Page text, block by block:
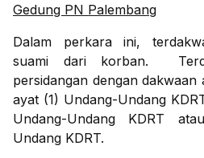
Gedung PN Palembang
Dalam perkara ini,
suami dari korban.
persidangan dengan
ayat (1) Undang-Undang
Undang-Undang KDRT
Undang KDRT.